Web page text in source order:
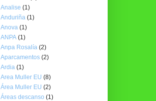
Analise (1)
Anduriña (1)
Anova (1)
ANPA (1)
Anpa Rosalía (2)
Aparcamentos (2)
Ardia (1)
Area Muller EU (8)
Área Muller EU (2)
Áreas descanso (1)